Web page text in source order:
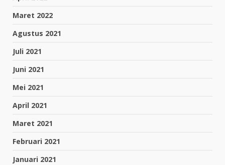
Maret 2022
Agustus 2021
Juli 2021
Juni 2021
Mei 2021
April 2021
Maret 2021
Februari 2021
Januari 2021